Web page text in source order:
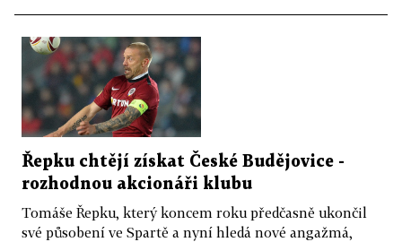
Řepku chtějí získat České Budějovice -
rozhodnou akcionáři klubu
Tomáše Řepku, který koncem roku předčasně ukončil
své působení ve Spartě a nyní hledá nové angažmá,